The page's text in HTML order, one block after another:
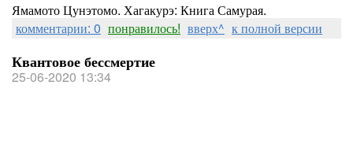
Ямамото Цунэтомо. Хагакурэ: Книга Самурая.
комментарии: 0 понравилось! вверх^ к полной версии
Квантовое бессмертие
25-06-2020 13:34